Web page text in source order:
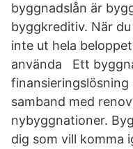
byggnadslån är
byggkreditiv. När
inte ut hela
använda Ett
finansieringslösning
samband med
nybyggnationer.
dig som vill komma